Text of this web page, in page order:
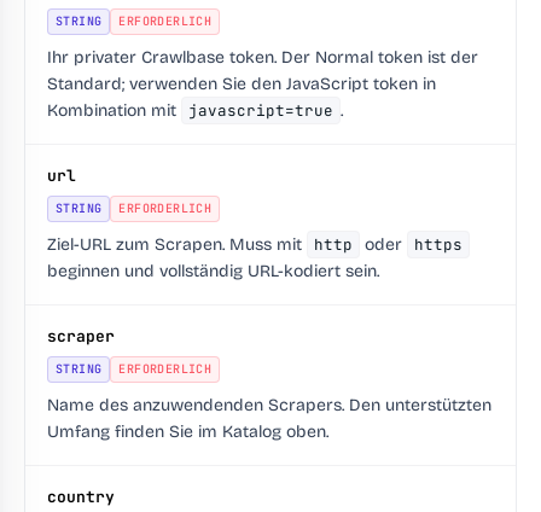
STRING ERFORDERLICH
Ihr privater Crawlbase token. Der Normal token ist der
Standard; verwenden Sie den JavaScript token in
Kombination mit
javascript=true .
url
STRING ERFORDERLICH
Ziel-URL zum Scrapen. Muss mit http oder
https
beginnen und vollständig URL-kodiert sein.
scraper
STRING ERFORDERLICH
Name des anzuwendenden Scrapers. Den unterstützten
Umfang finden Sie im Katalog oben.
country